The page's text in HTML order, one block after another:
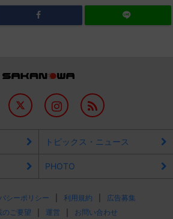
トピックス・ニュース
PHOTO
シーポリシー 利用規約
広告募集
のご要望
運営 お問い合わせ